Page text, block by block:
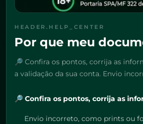
HEADER.HELP_CENTER
Por que meu
🔎 Confira os pontos, corrija as
a validação da sua conta. Envio
🔎 Confira os pontos, corrija as
Envio incorreto, como prints ou